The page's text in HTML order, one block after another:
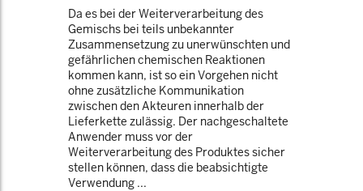
Da es bei der Weiterverarbeitung des
Gemischs bei teils unbekannter
Zusammensetzung zu unerwünschten und
gefährlichen chemischen Reaktionen
kommen kann, ist so ein Vorgehen nicht
ohne zusätzliche Kommunikation
zwischen den Akteuren innerhalb der
Lieferkette zulässig. Der nachgeschaltete
Anwender muss vor der
Weiterverarbeitung des Produktes sicher
stellen können, dass die beabsichtigte
Verwendung ...